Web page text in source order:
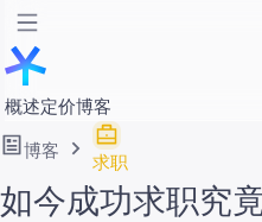
概述定价博客
博客
求职
如今成功求职究